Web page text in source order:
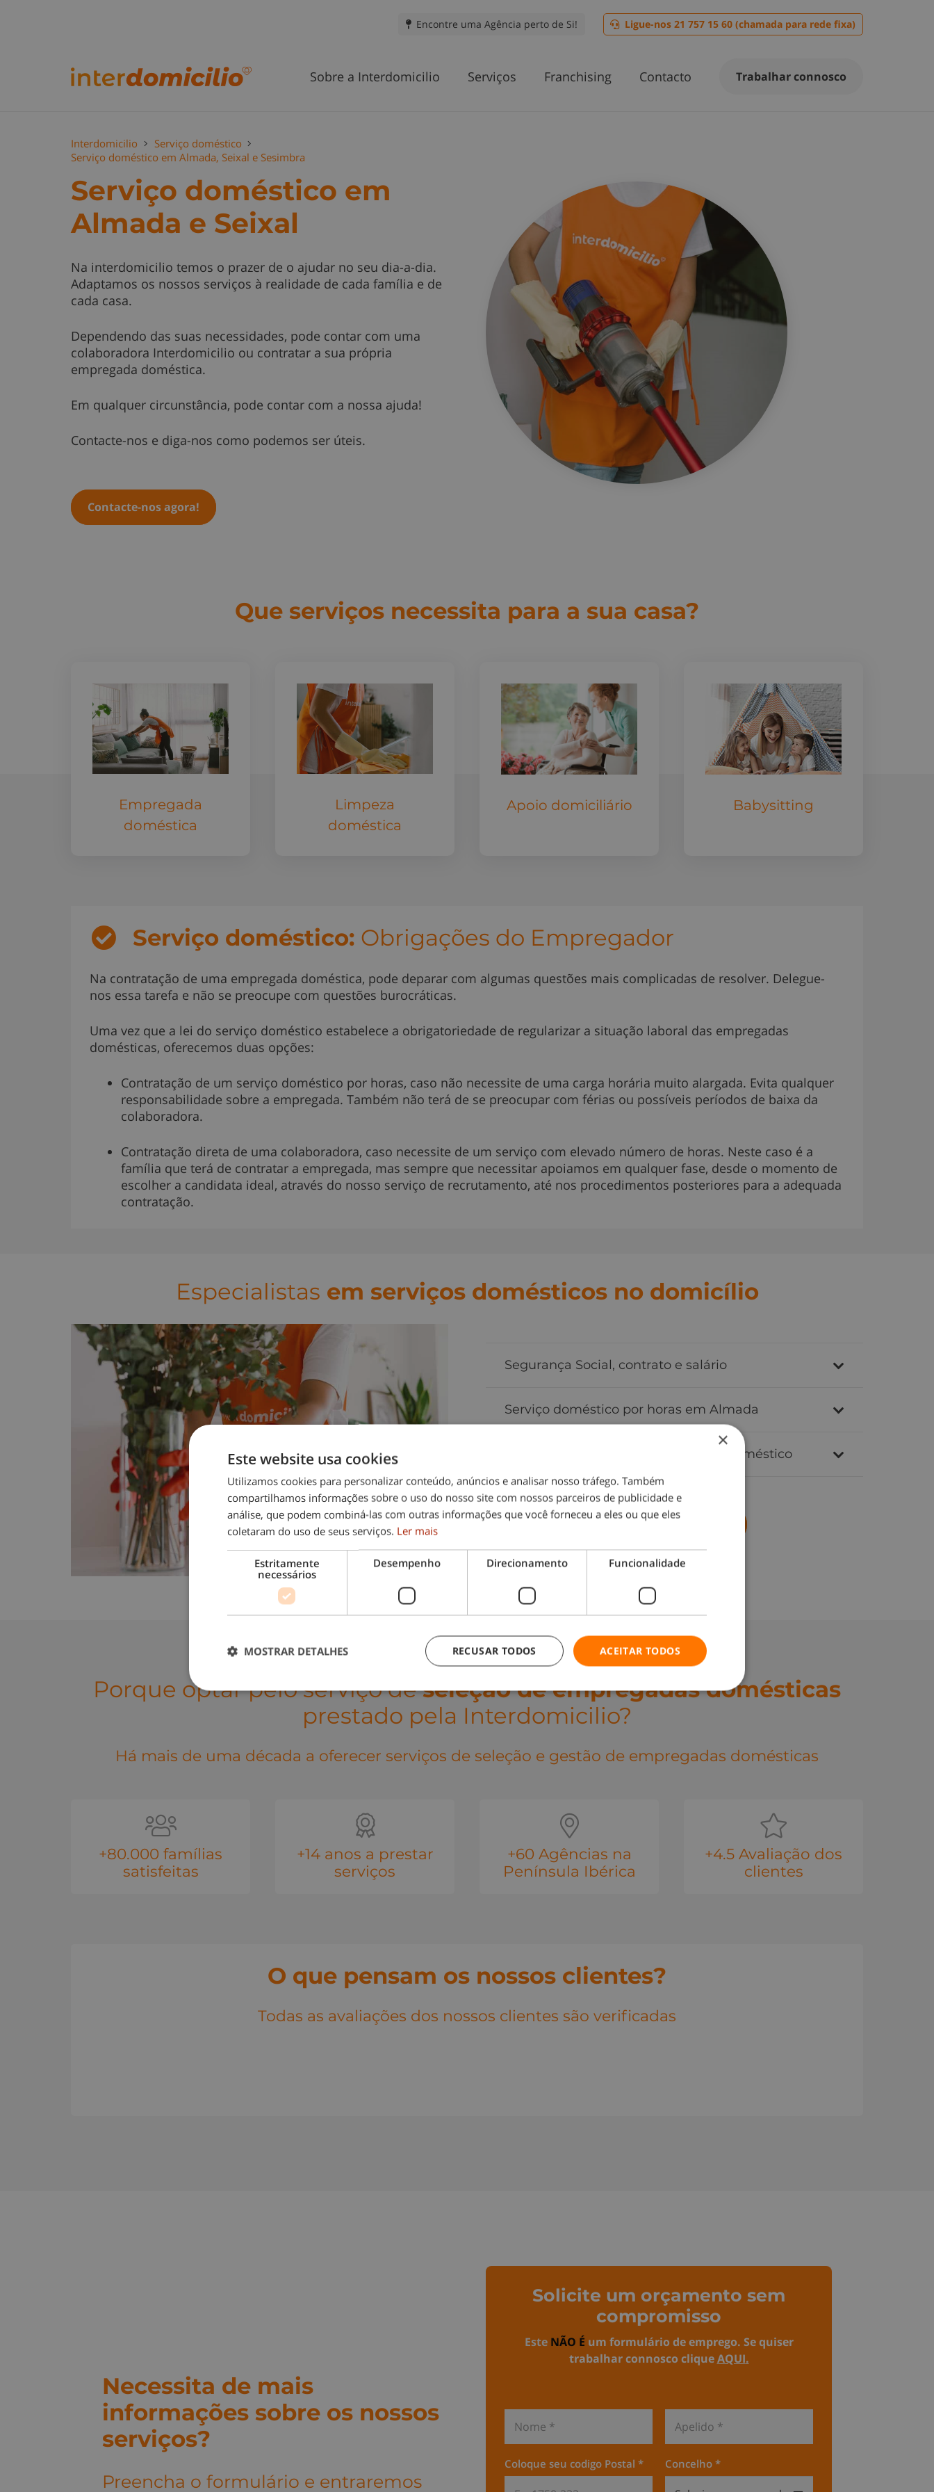
Encontre uma Agência perto de Si! Ligue-nos 21 757 15 60 (chamada para rede fixa)
Sobre a Interdomicilio Serviços Franchising Contacto Trabalhar connosco
Interdomicilio
Serviço doméstico
Serviço doméstico em Almada, Seixal e Sesimbra
Serviço doméstico em
Almada e Seixal
Na interdomicilio temos o prazer de o ajudar no seu dia-a-dia.
Adaptamos os nossos serviços à realidade de cada família e de
cada casa.
Dependendo das suas necessidades, pode contar com uma
colaboradora Interdomicilio ou contratar a sua própria
empregada doméstica.
Em qualquer circunstância, pode contar com a nossa ajuda!
Contacte-nos e diga-nos como podemos ser úteis.
Contacte-nos agora!
Que serviços necessita para a sua casa?
Empregada
doméstica
Limpeza
doméstica
Apoio domiciliário Babysitting
Serviço doméstico: Obrigações do Empregador
Na contratação de uma empregada doméstica, pode deparar com algumas questões mais complicadas de resolver. Delegue-
nos essa tarefa e não se preocupe com questões burocráticas.
Uma vez que a lei do serviço doméstico estabelece a obrigatoriedade de regularizar a situação laboral das empregadas
domésticas, oferecemos duas opções:
Contratação de um serviço doméstico por horas, caso não necessite de uma carga horária muito alargada. Evita qualquer
responsabilidade sobre a empregada. Também não terá de se preocupar com férias ou possíveis períodos de baixa da
colaboradora.
Contratação direta de uma colaboradora, caso necessite de um serviço com elevado número de horas. Neste caso é a
família que terá de contratar a empregada, mas sempre que necessitar apoiamos em qualquer fase, desde o momento de
escolher a candidata ideal, através do nosso serviço de recrutamento, até nos procedimentos posteriores para a adequada
contratação.
Especialistas em serviços domésticos no domicílio
Segurança Social, contrato e salário
Serviço doméstico por horas em Almada
Seleção de empregadas de serviço doméstico
Contacte-nos agora!
Porque optar pelo serviço deseleção de empregadas domésticas
prestado pela Interdomicilio?
Há mais de uma década a oferecer serviços de seleção e gestão de empregadas domésticas
+80.000 famílias
satisfeitas
+14 anos a prestar
serviços
+60 Agências na
Península Ibérica
+4.5 Avaliação dos
clientes
O que pensam os nossos clientes?
Todas as avaliações dos nossos clientes são verificadas
Necessita de mais
informações sobre os nossos
serviços?
Preencha o formulário e entraremos
Solicite um orçamento sem
compromisso
Este NÃO É um formulário deemprego. Se quiser
trabalhar connosco clique AQUI.
Coloque seu codigo Postal * Concelho *
×
Este website usa cookies
Utilizamos cookies para personalizar conteúdo, anúncios e analisar nosso tráfego. Também
compartilhamos informações sobre o uso do nosso site com nossos parceiros de publicidade e
análise, que podem combiná-las com outras informações que você forneceu a eles ou que eles
coletaram do uso de seus serviços. Ler mais
Estritamente
necessários
Desempenho Direcionamento Funcionalidade
ACEITAR TODOS
RECUSAR TODOS
MOSTRAR DETALHES